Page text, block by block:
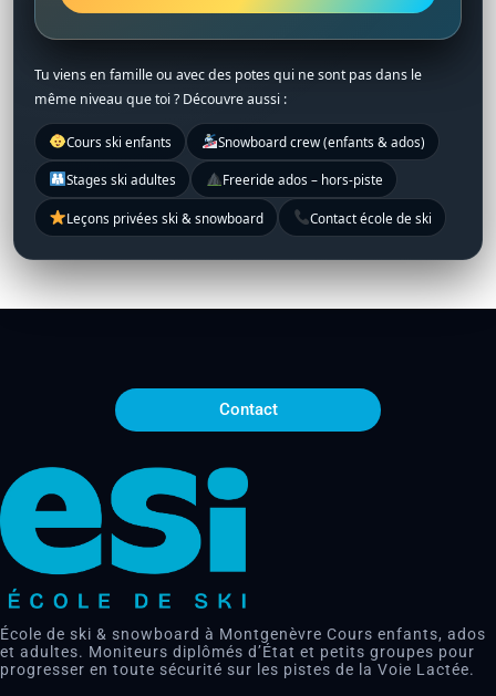
Tu viens en famille ou avec des potes qui ne sont pas dans le
même niveau que toi ? Découvre aussi :
Cours ski enfants Snowboard crew (enfants & ados)
Stages ski adultes Freeride ados – hors-piste
Leçons privées ski & snowboard Contact école de ski
Contact
École de ski & snowboard à Montgenèvre Cours enfants, ados
et adultes. Moniteurs diplômés d’État et petits groupes pour
progresser en toute sécurité sur les pistes de la Voie Lactée.